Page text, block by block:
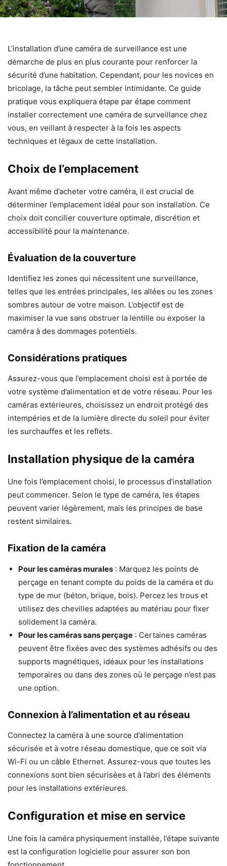
L’installation d’une caméra de surveillance est une
démarche de plus en plus courante pour renforcer la
sécurité d’une habitation. Cependant, pour les novices en
bricolage, la tâche peut sembler intimidante. Ce guide
pratique vous expliquera étape par étape comment
installer correctement une caméra de surveillance chez
vous, en veillant à respecter à la fois les aspects
techniques et légaux de cette installation.
Choix de l’emplacement
Avant même d’acheter votre caméra, il est crucial de
déterminer l’emplacement idéal pour son installation. Ce
choix doit concilier couverture optimale, discrétion et
accessibilité pour la maintenance.
Évaluation de la couverture
Identifiez les zones qui nécessitent une surveillance,
telles que les entrées principales, les allées ou les zones
sombres autour de votre maison. L’objectif est de
maximiser la vue sans obstruer la lentille ou exposer la
caméra à des dommages potentiels.
Considérations pratiques
Assurez-vous que l’emplacement choisi est à portée de
votre système d’alimentation et de votre réseau. Pour les
caméras extérieures, choisissez un endroit protégé des
intempéries et de la lumière directe du soleil pour éviter
les surchauffes et les reflets.
Installation physique de la caméra
Une fois l’emplacement choisi, le processus d’installation
peut commencer. Selon le type de caméra, les étapes
peuvent varier légèrement, mais les principes de base
restent similaires.
Fixation de la caméra
Pour les caméras murales : Marquez les points de
perçage en tenant compte du poids de la caméra et du
type de mur (béton, brique, bois). Percez les trous et
utilisez des chevilles adaptées au matériau pour fixer
solidement la caméra.
Pour les caméras sans perçage : Certaines caméras
peuvent être fixées avec des systèmes adhésifs ou des
supports magnétiques, idéaux pour les installations
temporaires ou dans des zones où le perçage n’est pas
une option.
Connexion à l’alimentation et au réseau
Connectez la caméra à une source d’alimentation
sécurisée et à votre réseau domestique, que ce soit via
Wi-Fi ou un câble Ethernet. Assurez-vous que toutes les
connexions sont bien sécurisées et à l’abri des éléments
pour les installations extérieures.
Configuration et mise en service
Une fois la caméra physiquement installée, l’étape suivante
est la configuration logicielle pour assurer son bon